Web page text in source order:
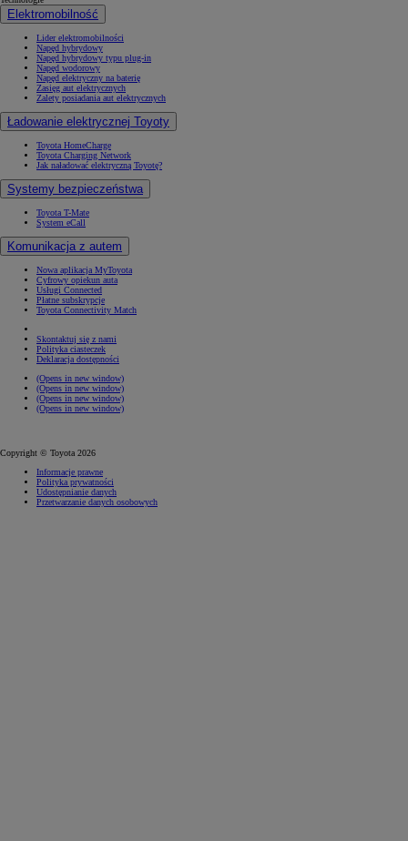
Elektromobilność
Lider elektromobilności
Napęd hybrydowy
Napęd hybrydowy typu plug-in
Napęd wodorowy
Napęd elektryczny na baterię
Zasięg aut elektrycznych
Zalety posiadania aut elektrycznych
Ładowanie elektrycznej Toyoty
Toyota HomeCharge
Toyota Charging Network
Jak naładować elektryczną Toyotę?
Systemy bezpieczeństwa
Toyota T-Mate
System eCall
Komunikacja z autem
Nowa aplikacja MyToyota
Cyfrowy opiekun auta
Usługi Connected
Płatne subskrypcje
Toyota Connectivity Match
Skontaktuj się z nami
Polityka ciasteczek
Deklaracja dostępności
(Opens in new window)
(Opens in new window)
(Opens in new window)
(Opens in new window)
Copyright © Toyota 2026
Informacje prawne
Polityka prywatności
Udostępnianie danych
Przetwarzanie danych osobowych